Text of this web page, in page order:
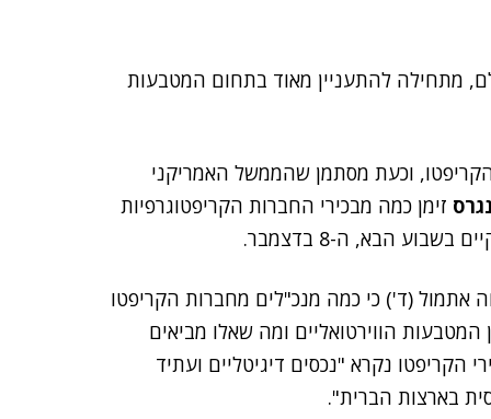
מתחילה להתעניין מאוד בתחום המטבעות
וכעת מסתמן שהממשל האמריקני
זימן כמה מבכירי החברות הקריפטוגרפיות
הבא, ה-8 בדצמבר.
אתמול (ד') כי כמה מנכ"לים מחברות הקריפטו
המטבעות הווירטואליים ומה שאלו מביאים
הקריפטו נקרא "נכסים דיגיטליים ועתיד
בארצות הברית".